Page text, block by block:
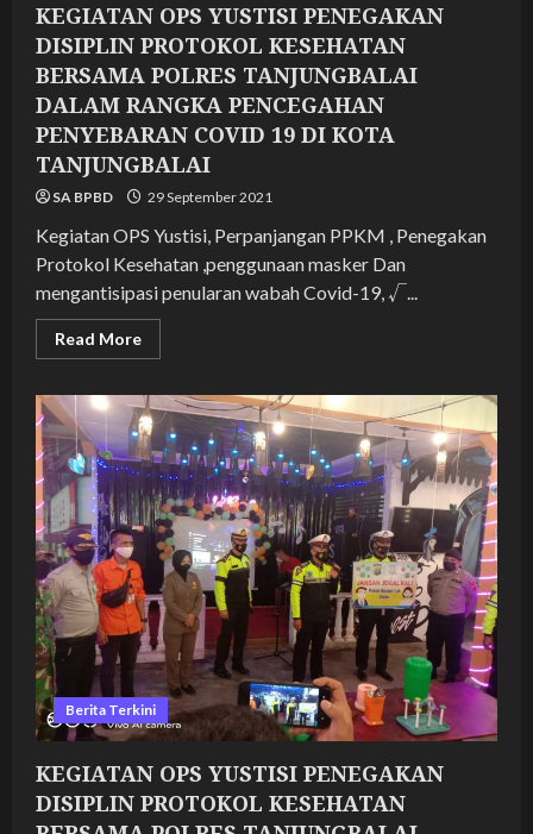
KEGIATAN OPS YUSTISI PENEGAKAN
DISIPLIN PROTOKOL KESEHATAN
BERSAMA POLRES TANJUNGBALAI
DALAM RANGKA PENCEGAHAN
PENYEBARAN COVID 19 DI KOTA
TANJUNGBALAI
SA BPBD 29 September 2021
Kegiatan OPS Yustisi, Perpanjangan PPKM , Penegakan
Protokol Kesehatan ,penggunaan masker Dan
mengantisipasi penularan wabah Covid-19, √...
Read MoreRead
more
OPS
YUSTISI
PENEGAKAN
DISIPLIN
PROTOKOL
KESEHATAN
BERSAMA
POLRES
TANJUNGBALAI
DALAM
RANGKA
PENCEGAHAN
PENYEBARAN
COVID
19
DI
KOTA
TANJUNGBALAI
Berita Terkini
KEGIATAN OPS YUSTISI PENEGAKAN
DISIPLIN PROTOKOL KESEHATAN